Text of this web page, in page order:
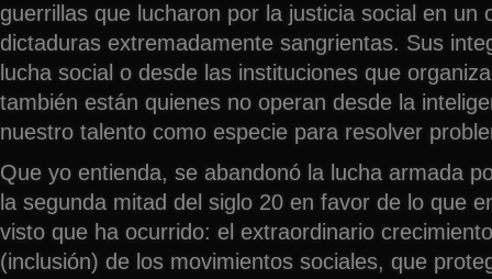
guerrillas que lucharon por la justicia social en un
dictaduras extremadamente sangrientas. Sus
lucha social o desde las instituciones que
también están quienes no operan desde la
nuestro talento como especie para resolver
Que yo entienda, se abandonó la lucha armada
la segunda mitad del siglo 20 en favor de lo que
visto que ha ocurrido: el extraordinario
(inclusión) de los movimientos sociales, que